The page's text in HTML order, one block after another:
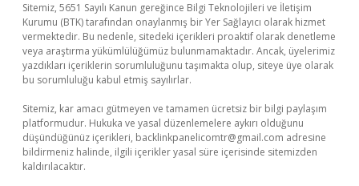
Sitemiz, 5651 Sayılı Kanun gereğince Bilgi Teknolojileri ve İletişim
Kurumu (BTK) tarafından onaylanmış bir Yer Sağlayıcı olarak hizmet
vermektedir. Bu nedenle, sitedeki içerikleri proaktif olarak denetleme
veya araştırma yükümlülüğümüz bulunmamaktadır. Ancak, üyelerimiz
yazdıkları içeriklerin sorumluluğunu taşımakta olup, siteye üye olarak
bu sorumluluğu kabul etmiş sayılırlar.
Sitemiz, kar amacı gütmeyen ve tamamen ücretsiz bir bilgi paylaşım
platformudur. Hukuka ve yasal düzenlemelere aykırı olduğunu
düşündüğünüz içerikleri, backlinkpanelicomtr@gmail.com adresine
bildirmeniz halinde, ilgili içerikler yasal süre içerisinde sitemizden
kaldırılacaktır.